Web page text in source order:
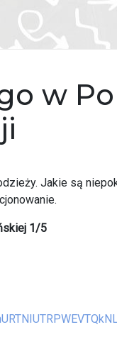
w
Jakie są
1/5